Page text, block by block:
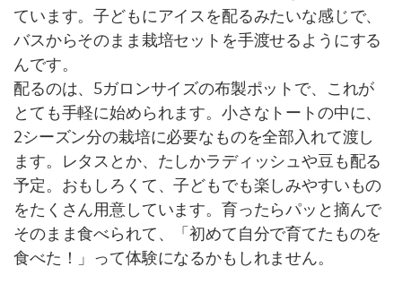
ています。子どもにアイスを配るみたいな感じで、
バスからそのまま栽培セットを手渡せるようにする
んです。
配るのは、5ガロンサイズの布製ポットで、これが
とても手軽に始められます。小さなトートの中に、
2シーズン分の栽培に必要なものを全部入れて渡し
ます。レタスとか、たしかラディッシュや豆も配る
予定。おもしろくて、子どもでも楽しみやすいもの
をたくさん用意しています。育ったらパッと摘んで
そのまま食べられて、「初めて自分で育てたものを
食べた！」って体験になるかもしれません。